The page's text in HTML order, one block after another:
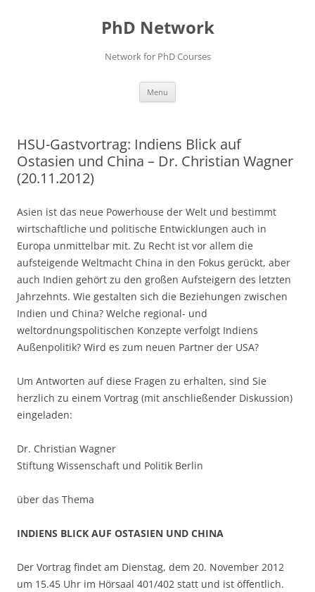
PhD Network
Network for PhD Courses
Menu
HSU-Gastvortrag: Indiens Blick auf
Ostasien und China – Dr. Christian Wagner
(20.11.2012)
Asien ist das neue Powerhouse der Welt und bestimmt
wirtschaftliche und politische Entwicklungen auch in
Europa unmittelbar mit. Zu Recht ist vor allem die
aufsteigende Weltmacht China in den Fokus gerückt, aber
auch Indien gehört zu den großen Aufsteigern des letzten
Jahrzehnts. Wie gestalten sich die Beziehungen zwischen
Indien und China? Welche regional- und
weltordnungspolitischen Konzepte verfolgt Indiens
Außenpolitik? Wird es zum neuen Partner der USA?
Um Antworten auf diese Fragen zu erhalten, sind Sie
herzlich zu einem Vortrag (mit anschließender Diskussion)
eingeladen:
Dr. Christian Wagner
Stiftung Wissenschaft und Politik Berlin
über das Thema
INDIENS BLICK AUF OSTASIEN UND CHINA
Der Vortrag findet am Dienstag, dem 20. November 2012
um 15.45 Uhr im Hörsaal 401/402 statt und ist öffentlich.